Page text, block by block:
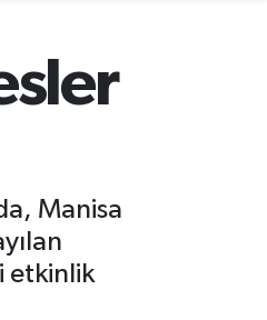
Manisa
etkinlik